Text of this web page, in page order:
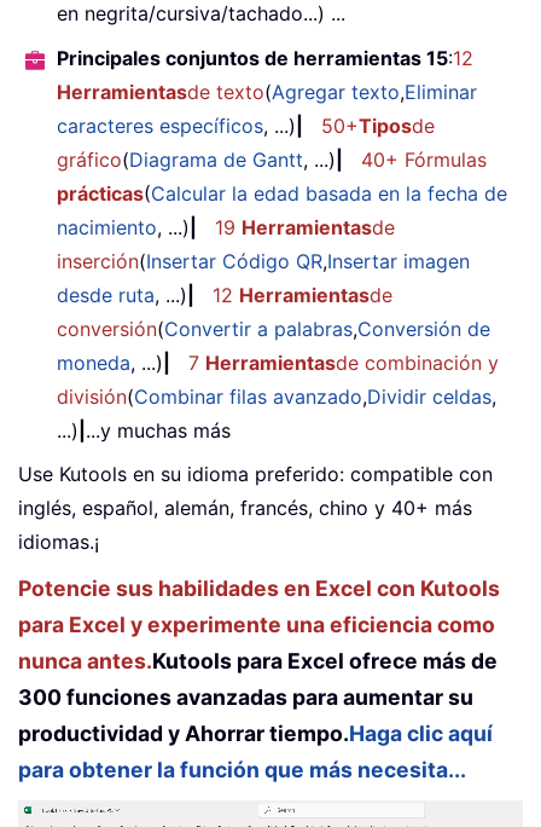
en negrita/cursiva/tachado...) ...
Principales conjuntos de herramientas 15:12
Herramientasde texto(Agregar texto,Eliminar
caracteres específicos, ...) 50+Tiposde
gráfico(Diagrama de Gantt, ...)
40+ Fórmulas
prácticas(Calcular la edad basada en la fecha de
nacimiento, ...) 19 Herramientasde
inserción(Insertar Código QR,Insertar imagen
desde ruta, ...) 12 Herramientasde
conversión(Convertir a palabras,Conversión de
moneda, ...) 7 Herramientasde combinación y
división(Combinar filas avanzado,Dividir celdas,
...) ...y muchas más
Use Kutools en su idioma preferido: compatible con
inglés, español, alemán, francés, chino y 40+ más
idiomas.¡
Potencie sus habilidades en Excel con Kutools
para Excel y experimente una eficiencia como
nunca antes.Kutools para Excel ofrece más de
300 funciones avanzadas para aumentar su
productividad y Ahorrar tiempo.Haga clic aquí
para obtener la función que más necesita...